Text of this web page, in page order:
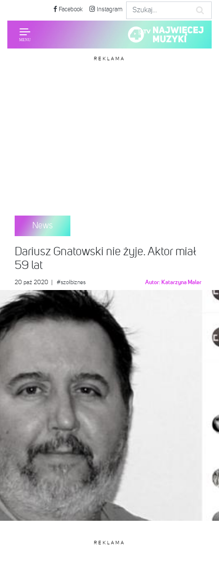
Facebook Instagram
REKLAMA
News
Dariusz Gnatowski nie żyje. Aktor miał
59 lat
20 paź 2020 #szołbiznes Autor: Katarzyna Maler
REKLAMA